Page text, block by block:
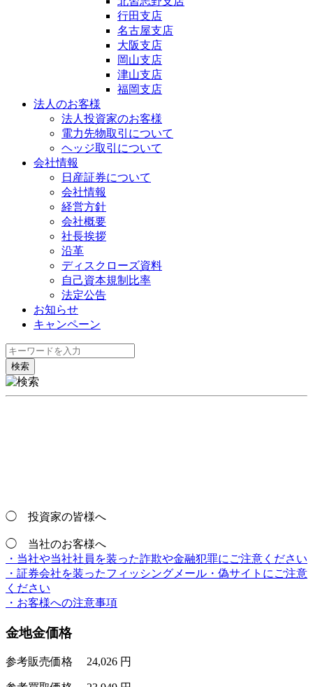
行田支店
名古屋支店
大阪支店
岡山支店
津山支店
福岡支店
法人のお客様
法人投資家のお客様
電力先物取引について
ヘッジ取引について
会社情報
日産証券について
会社情報
経営方針
会社概要
社長挨拶
沿革
ディスクローズ資料
自己資本規制比率
法定公告
お知らせ
キャンペーン
◯ 投資家の皆様へ
◯ 当社のお客様へ
・当社や当社社員を装った詐欺や金融犯罪にご注意ください
・証券会社を装ったフィッシングメール・偽サイトにご注意
ください
・お客様への注意事項
金地金価格
参考販売価格 24,026 円